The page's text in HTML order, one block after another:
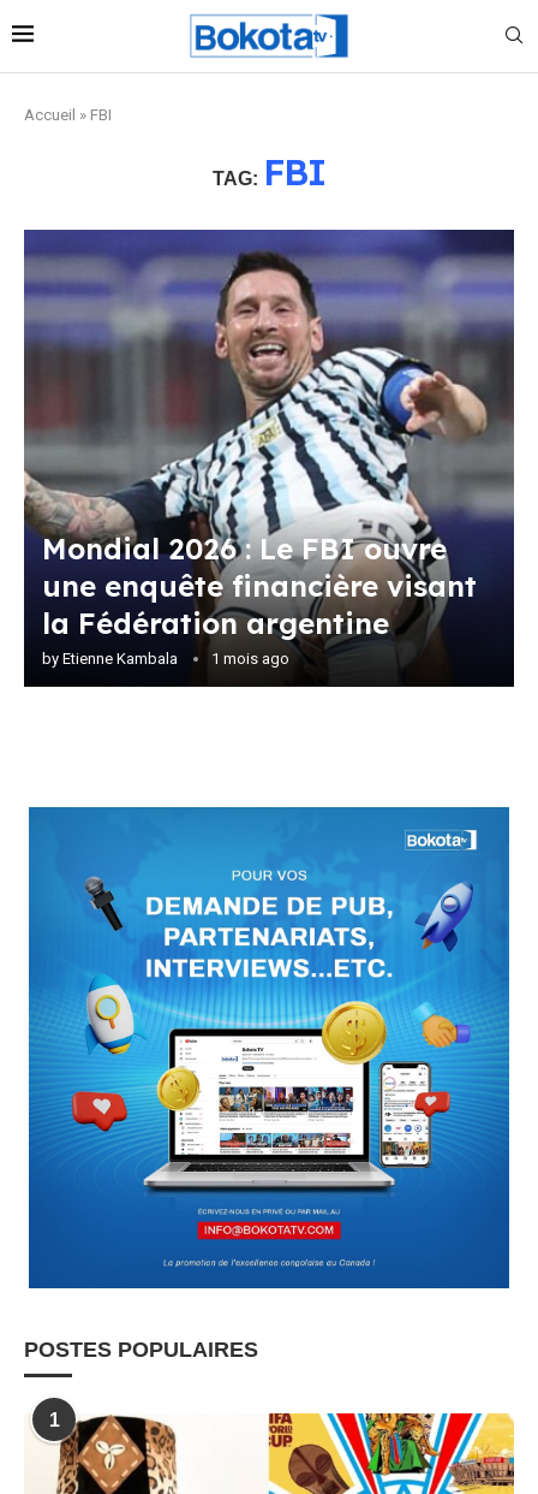
Accueil » FBI
TAG: FBI
Mondial 2026 : Le FBI ouvre
une enquête financière visant
la Fédération argentine
by Etienne Kambala 1 mois ago
POSTES POPULAIRES
1